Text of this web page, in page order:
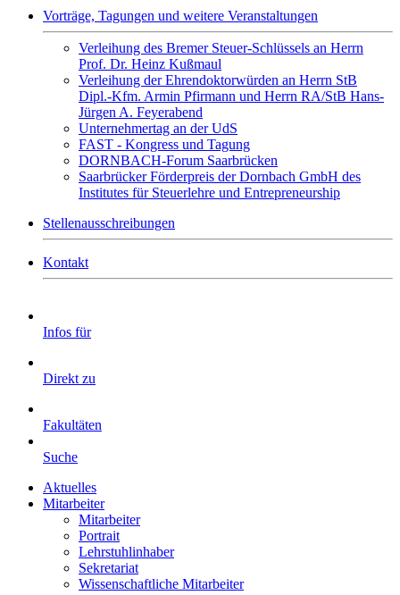
Vorträge, Tagungen und weitere Veranstaltungen
Verleihung des Bremer Steuer-Schlüssels an Herrn
Prof. Dr. Heinz Kußmaul
Verleihung der Ehrendoktorwürden an Herrn StB
Dipl.-Kfm. Armin Pfirmann und Herrn RA/StB Hans-
Jürgen A. Feyerabend
Unternehmertag an der UdS
FAST - Kongress und Tagung
DORNBACH-Forum Saarbrücken
Saarbrücker Förderpreis der Dornbach GmbH des
Institutes für Steuerlehre und Entrepreneurship
Stellenausschreibungen
Kontakt
Infos für
Direkt zu
Fakultäten
Suche
Aktuelles
Mitarbeiter
Mitarbeiter
Portrait
Lehrstuhlinhaber
Sekretariat
Wissenschaftliche Mitarbeiter